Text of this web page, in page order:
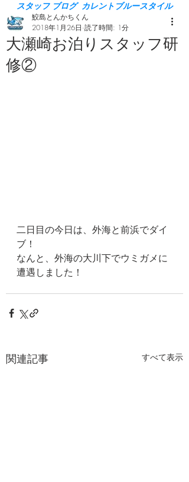
スタッフ ブログ カレントブルースタイル
大瀬崎お泊りスタッフ研
修②
鮫島とんかちくん
2018年1月26日 読了時間: 1分
二日目の今日は、外海と前浜でダイ
ブ！
なんと、外海の大川下でウミガメに
遭遇しました！
関連記事 すべて表示